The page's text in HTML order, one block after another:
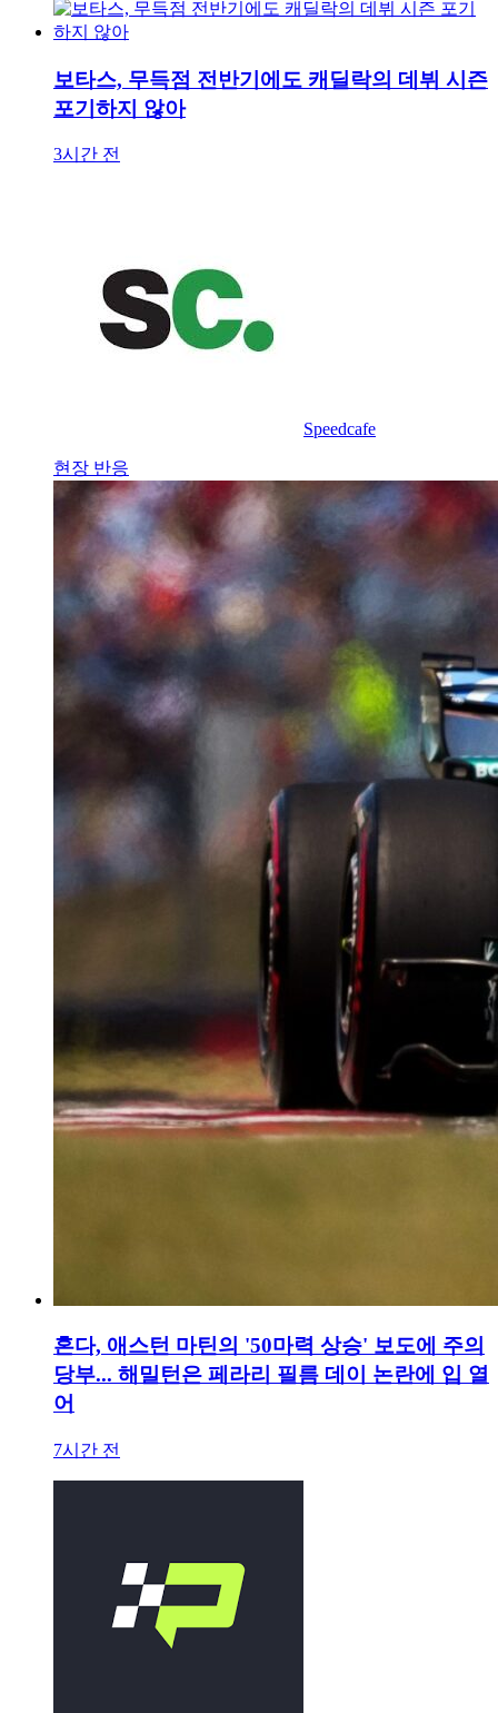
보타스, 무득점 전반기에도 캐딜락의 데뷔 시즌
포기하지 않아
3시간 전
Speedcafe
현장 반응
혼다, 애스턴 마틴의 '50마력 상승' 보도에 주의
당부... 해밀턴은 페라리 필름 데이 논란에 입 열
어
7시간 전